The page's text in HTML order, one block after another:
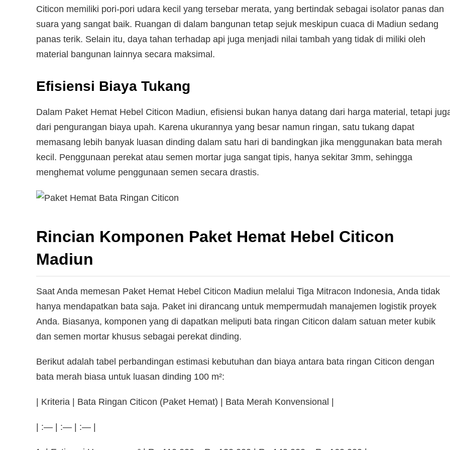
Citicon memiliki pori-pori udara kecil yang tersebar merata, yang bertindak sebagai isolator panas dan
suara yang sangat baik. Ruangan di dalam bangunan tetap sejuk meskipun cuaca di Madiun sedang
panas terik. Selain itu, daya tahan terhadap api juga menjadi nilai tambah yang tidak di miliki oleh
material bangunan lainnya secara maksimal.
Efisiensi Biaya Tukang
Dalam Paket Hemat Hebel Citicon Madiun, efisiensi bukan hanya datang dari harga material, tetapi
dari pengurangan biaya upah. Karena ukurannya yang besar namun ringan, satu tukang dapat
memasang lebih banyak luasan dinding dalam satu hari di bandingkan jika menggunakan bata merah
kecil. Penggunaan perekat atau semen mortar juga sangat tipis, hanya sekitar 3mm, sehingga
menghemat volume penggunaan semen secara drastis.
Rincian Komponen Paket Hemat Hebel Citicon
Madiun
Saat Anda memesan Paket Hemat Hebel Citicon Madiun melalui Tiga Mitracon Indonesia, Anda tidak
hanya mendapatkan bata saja. Paket ini dirancang untuk mempermudah manajemen logistik proyek
Anda. Biasanya, komponen yang di dapatkan meliputi bata ringan Citicon dalam satuan meter kubik
dan semen mortar khusus sebagai perekat dinding.
Berikut adalah tabel perbandingan estimasi kebutuhan dan biaya antara bata ringan Citicon dengan
bata merah biasa untuk luasan dinding 100 m²:
| Kriteria | Bata Ringan Citicon (Paket Hemat) | Bata Merah Konvensional |
| :— | :— | :— |